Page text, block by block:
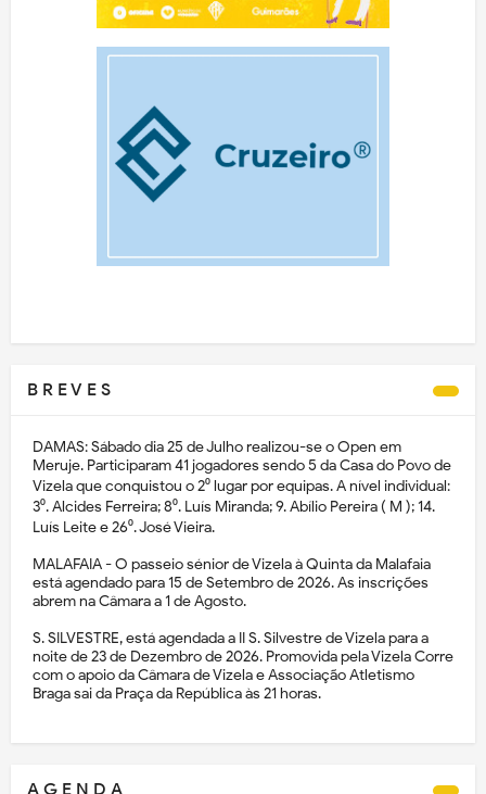
B R E V E S
DAMAS: Sábado dia 25 de Julho realizou-se o Open em
Meruje. Participaram 41 jogadores sendo 5 da Casa do Povo de
Vizela que conquistou o 2⁰ lugar por equipas. A nível individual:
3⁰. Alcides Ferreira; 8⁰. Luís Miranda; 9. Abílio Pereira ( M ); 14.
Luís Leite e 26⁰. José Vieira.
MALAFAIA - O passeio sénior de Vizela à Quinta da Malafaia
está agendado para 15 de Setembro de 2026. As inscrições
abrem na Câmara a 1 de Agosto.
S. SILVESTRE, está agendada a II S. Silvestre de Vizela para a
noite de 23 de Dezembro de 2026. Promovida pela Vizela Corre
com o apoio da Câmara de Vizela e Associação Atletismo
Braga sai da Praça da República às 21 horas.